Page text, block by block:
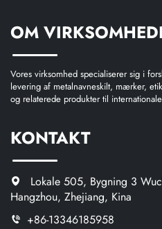
OM
Vores virksomhed specialiserer sig i
levering af metalnavneskilt, mærker,
og relaterede produkter til
KONTAKT
Lokale 505, Bygning 3
Hangzhou, Zhejiang, Kina
+86-13346185958